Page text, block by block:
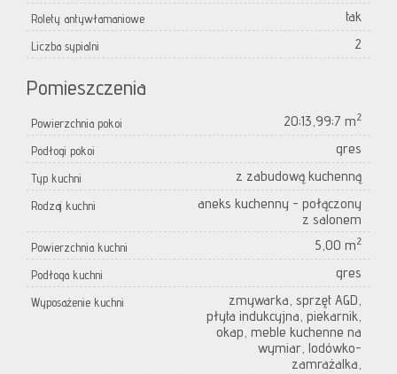
Rolety antywłamaniowe tak
Liczba sypialni 2
Pomieszczenia
Powierzchnia pokoi 20;13,99;7 m2
Podłogi pokoi gres
Typ kuchni z zabudową kuchenną
Rodzaj kuchni
aneks kuchenny - połączony
z salonem
Powierzchnia kuchni 5,00 m2
Podłoga kuchni gres
Wyposażenie kuchni
zmywarka, sprzęt AGD,
płyta indukcyjna, piekarnik,
okap, meble kuchenne na
wymiar, lodówko-
zamrażalka,